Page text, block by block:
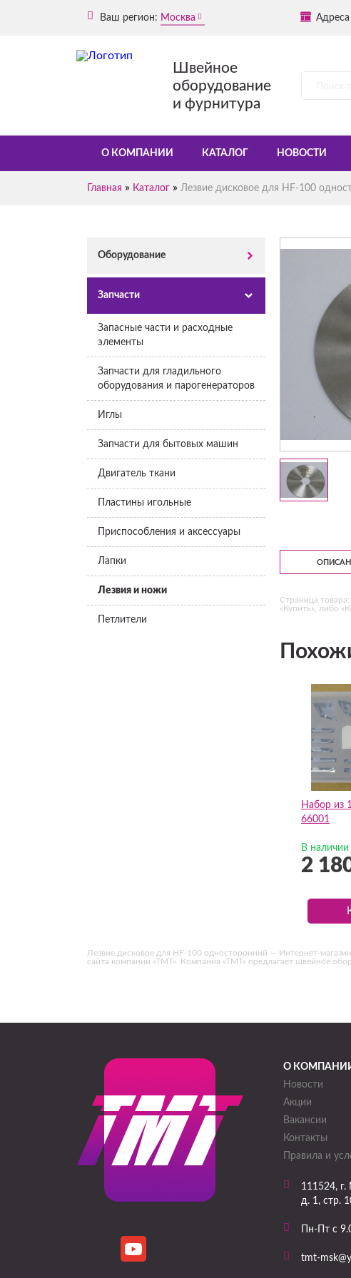
Ваш регион: Москва Адреса
Швейное
оборудование
и фурнитура
О КОМПАНИИ КАТАЛОГ НОВОСТИ
Главная » Каталог » Лезвие дисковое для HF-100
Оборудование
Запчасти
Запасные части и расходные
элементы
Запчасти для гладильного
оборудования и парогенераторов
Иглы
Запчасти для бытовых машин
Двигатель ткани
Пластины игольные
Приспособления и аксессуары
Лапки
Лезвия и ножи
Петлители
Страница
«Купить», либо
Набор из
66001
В наличии
2
Лезвие дисковое для HF-100 односторонний — Интернет-
сайта компании «ТМТ». Компания «ТМТ» предлагает швейное
О
Новости
Акции
Вакансии
Контакты
Правила и
111524, г.
д. 1, стр.
Пн-Пт с
tmt-